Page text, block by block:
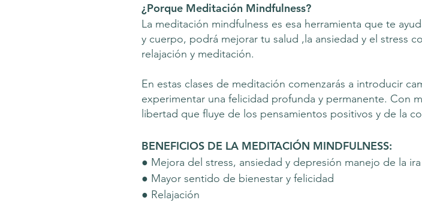
¿Porque Meditación Mindfulness?
La meditación mindfulness es esa herramienta que te
y cuerpo, podrá mejorar tu salud ,la ansiedad y el stress
relajación y meditación.
En estas clases de meditación comenzarás a introducir
experimentar una felicidad profunda y permanente. Con
libertad que fluye de los pensamientos positivos y de la
BENEFICIOS DE LA MEDITACIÓN MINDFULNESS:
● Mejora del stress, ansiedad y depresión manejo de la ira
● Mayor sentido de bienestar y felicidad
● Relajación